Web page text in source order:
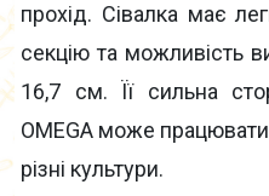
прохід. Сівалка має
секцію та можливість
16,7 см. Її сильна
OMEGA може працювати
різні культури.